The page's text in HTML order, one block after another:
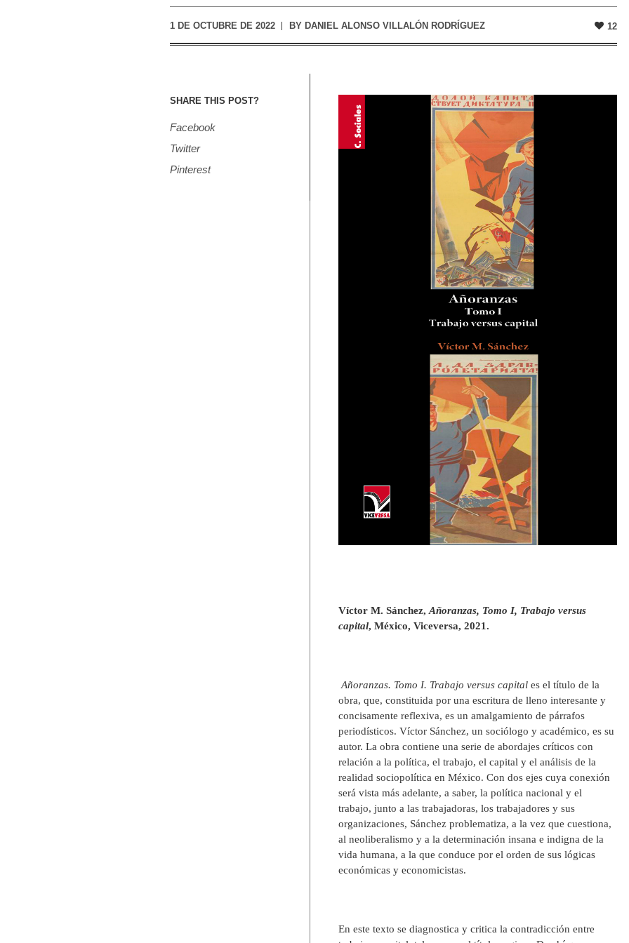
1 DE OCTUBRE DE 2022 BY DANIEL ALONSO VILLALÓN RODRÍGUEZ 12
SHARE THIS POST?
Facebook
Twitter
Pinterest
Víctor M. Sánchez, Añoranzas, Tomo I, Trabajo versus
capital, México, Viceversa, 2021.
Añoranzas. Tomo I. Trabajo versus capital es el título de la
obra, que, constituida por una escritura de lleno interesante y
concisamente reflexiva, es un amalgamiento de párrafos
periodísticos. Víctor Sánchez, un sociólogo y académico, es su
autor. La obra contiene una serie de abordajes críticos con
relación a la política, el trabajo, el capital y el análisis de la
realidad sociopolítica en México. Con dos ejes cuya conexión
será vista más adelante, a saber, la política nacional y el
trabajo, junto a las trabajadoras, los trabajadores y sus
organizaciones, Sánchez problematiza, a la vez que cuestiona,
al neoliberalismo y a la determinación insana e indigna de la
vida humana, a la que conduce por el orden de sus lógicas
económicas y economicistas.
En este texto se diagnostica y critica la contradicción entre